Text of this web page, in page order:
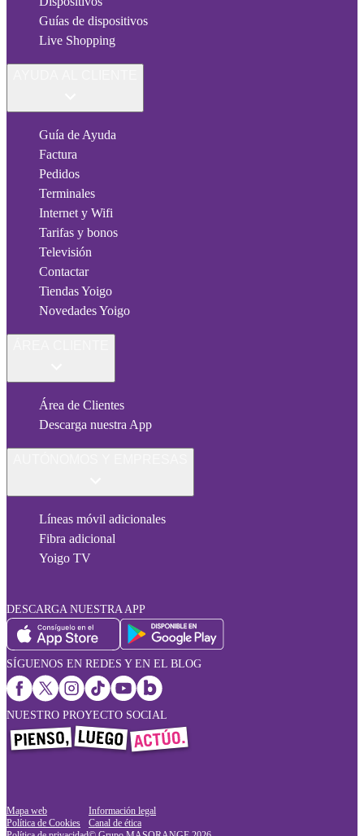
Guías de dispositivos
Live Shopping
Guía de Ayuda
Factura
Pedidos
Terminales
Internet y Wifi
Tarifas y bonos
Televisión
Contactar
Tiendas Yoigo
Novedades Yoigo
Área de Clientes
Descarga nuestra App
Líneas móvil adicionales
Fibra adicional
Yoigo TV
DESCARGA NUESTRA APP
SÍGUENOS EN REDES Y EN EL BLOG
NUESTRO PROYECTO SOCIAL
Mapa web
Política de Cookies
Información legal
Canal de ética